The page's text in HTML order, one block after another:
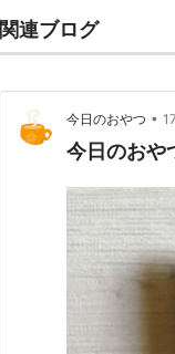
関連ブログ
今日のおやつ •
今日のおや